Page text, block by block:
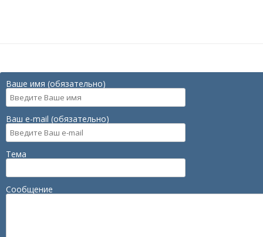
Ваше имя (обязательно)
Ваш e-mail (обязательно)
Тема
Сообщение